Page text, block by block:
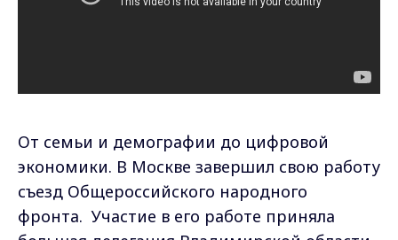
От семьи и демографии до цифровой
экономики. В Москве завершил свою работу
съезд Общероссийского народного
фронта. Участие в его работе приняла